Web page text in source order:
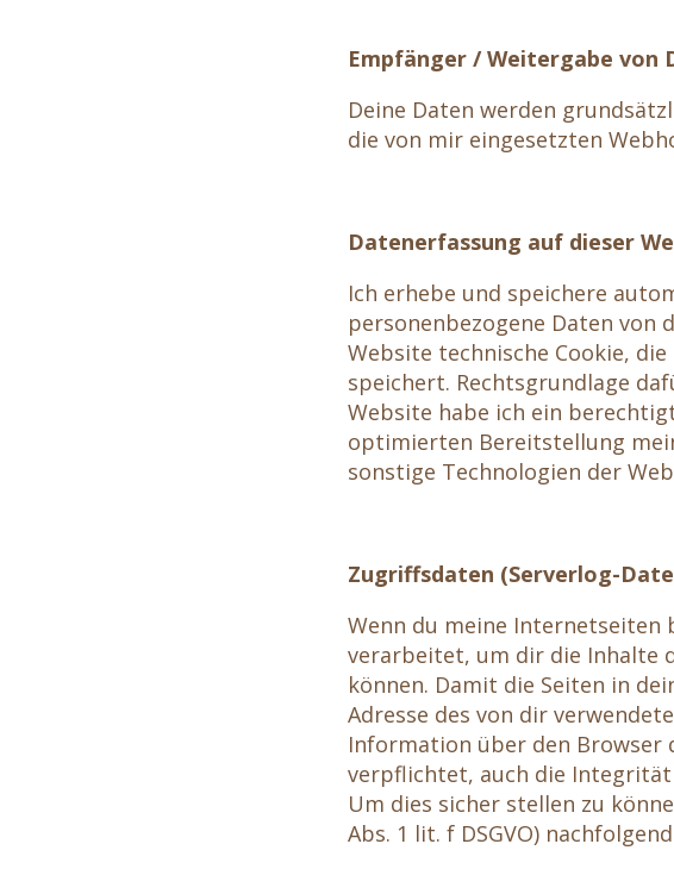
Empfänger / Weitergabe von
Deine Daten werden
die von mir eingesetzten
Datenerfassung auf dieser
Ich erhebe und speichere
personenbezogene Daten von
Website technische Cookie,
speichert. Rechtsgrundlage
Website habe ich ein
optimierten Bereitstellung
sonstige Technologien der
Zugriffsdaten (Serverlog-
Wenn du meine Internetseiten
verarbeitet, um dir die Inhalte
können. Damit die Seiten in
Adresse des von dir
Information über den Browser
verpflichtet, auch die Integrität
Um dies sicher stellen zu
Abs. 1 lit. f DSGVO)